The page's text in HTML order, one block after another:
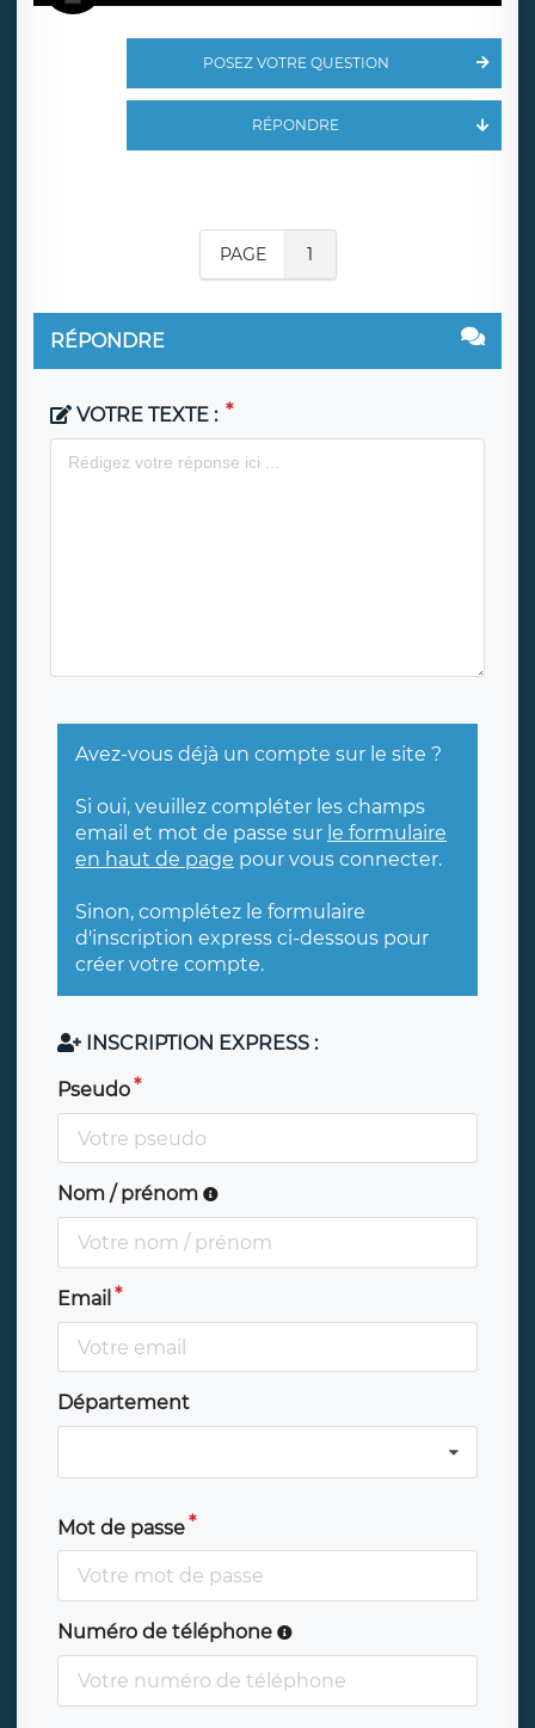
POSEZ VOTRE QUESTION
RÉPONDRE
PAGE 1
RÉPONDRE
VOTRE TEXTE :
Avez-vous déjà un compte sur le site ?
Si oui, veuillez compléter les champs
email et mot de passe sur le formulaire
en haut de page pour vous connecter.
Sinon, complétez le formulaire
d'inscription express ci-dessous pour
créer votre compte.
INSCRIPTION EXPRESS :
Pseudo
Nom / prénom
Email
Département
Mot de passe
Numéro de téléphone